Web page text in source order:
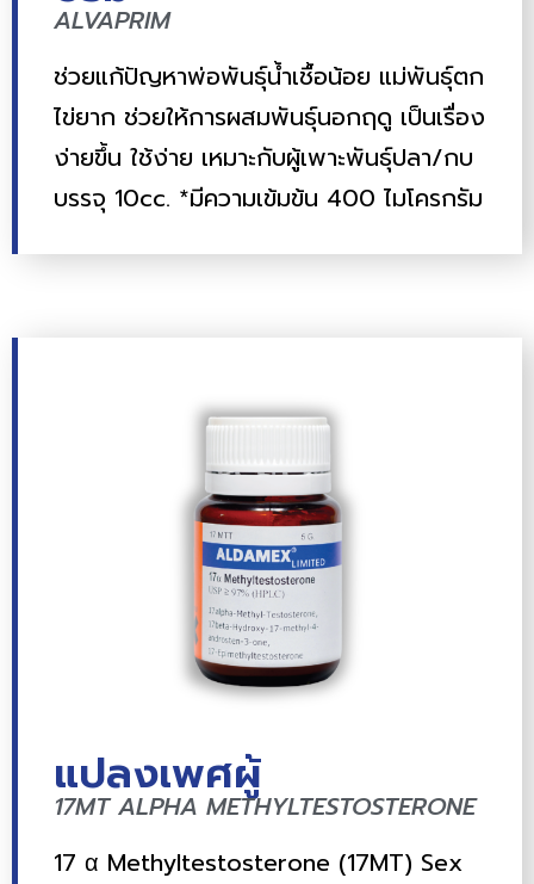
ALVAPRIM
ช่วยแก้ปัญหาพ่อพันธุ์น้ำเชื้อน้อย แม่พันธุ์ตก
ไข่ยาก ช่วยให้การผสมพันธุ์นอกฤดู เป็นเรื่อง
ง่ายขึ้น ใช้ง่าย เหมาะกับผู้เพาะพันธุ์ปลา/กบ
บรรจุ 10cc. *มีความเข้มข้น 400 ไมโครกรัม
แปลงเพศผู้
17MT ALPHA METHYLTESTOSTERONE
17 α Methyltestosterone (17MT) Sex